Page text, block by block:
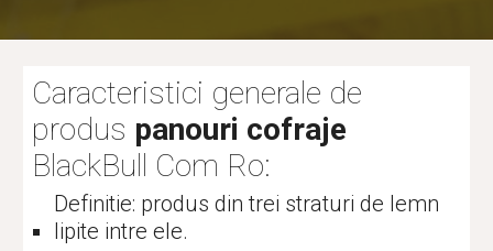
Caracteristici generale de
produs panouri cofraje
BlackBull Com Ro:
Definitie: produs din trei straturi de lemn
lipite intre ele.